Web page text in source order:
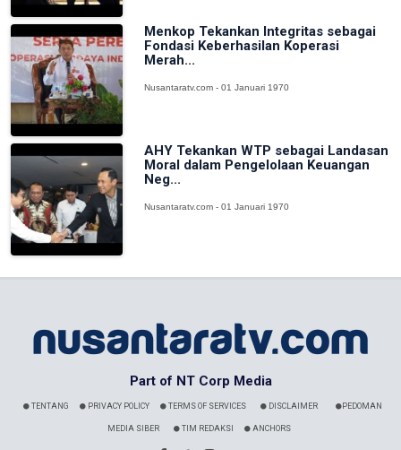
Menkop Tekankan Integritas sebagai
Fondasi Keberhasilan Koperasi
Merah...
Nusantaratv.com - 01 Januari 1970
AHY Tekankan WTP sebagai Landasan
Moral dalam Pengelolaan Keuangan
Neg...
Nusantaratv.com - 01 Januari 1970
Part of NT Corp Media
TENTANG PRIVACY POLICY TERMS OF SERVICES DISCLAIMER PEDOMAN
MEDIA SIBER TIM REDAKSI ANCHORS